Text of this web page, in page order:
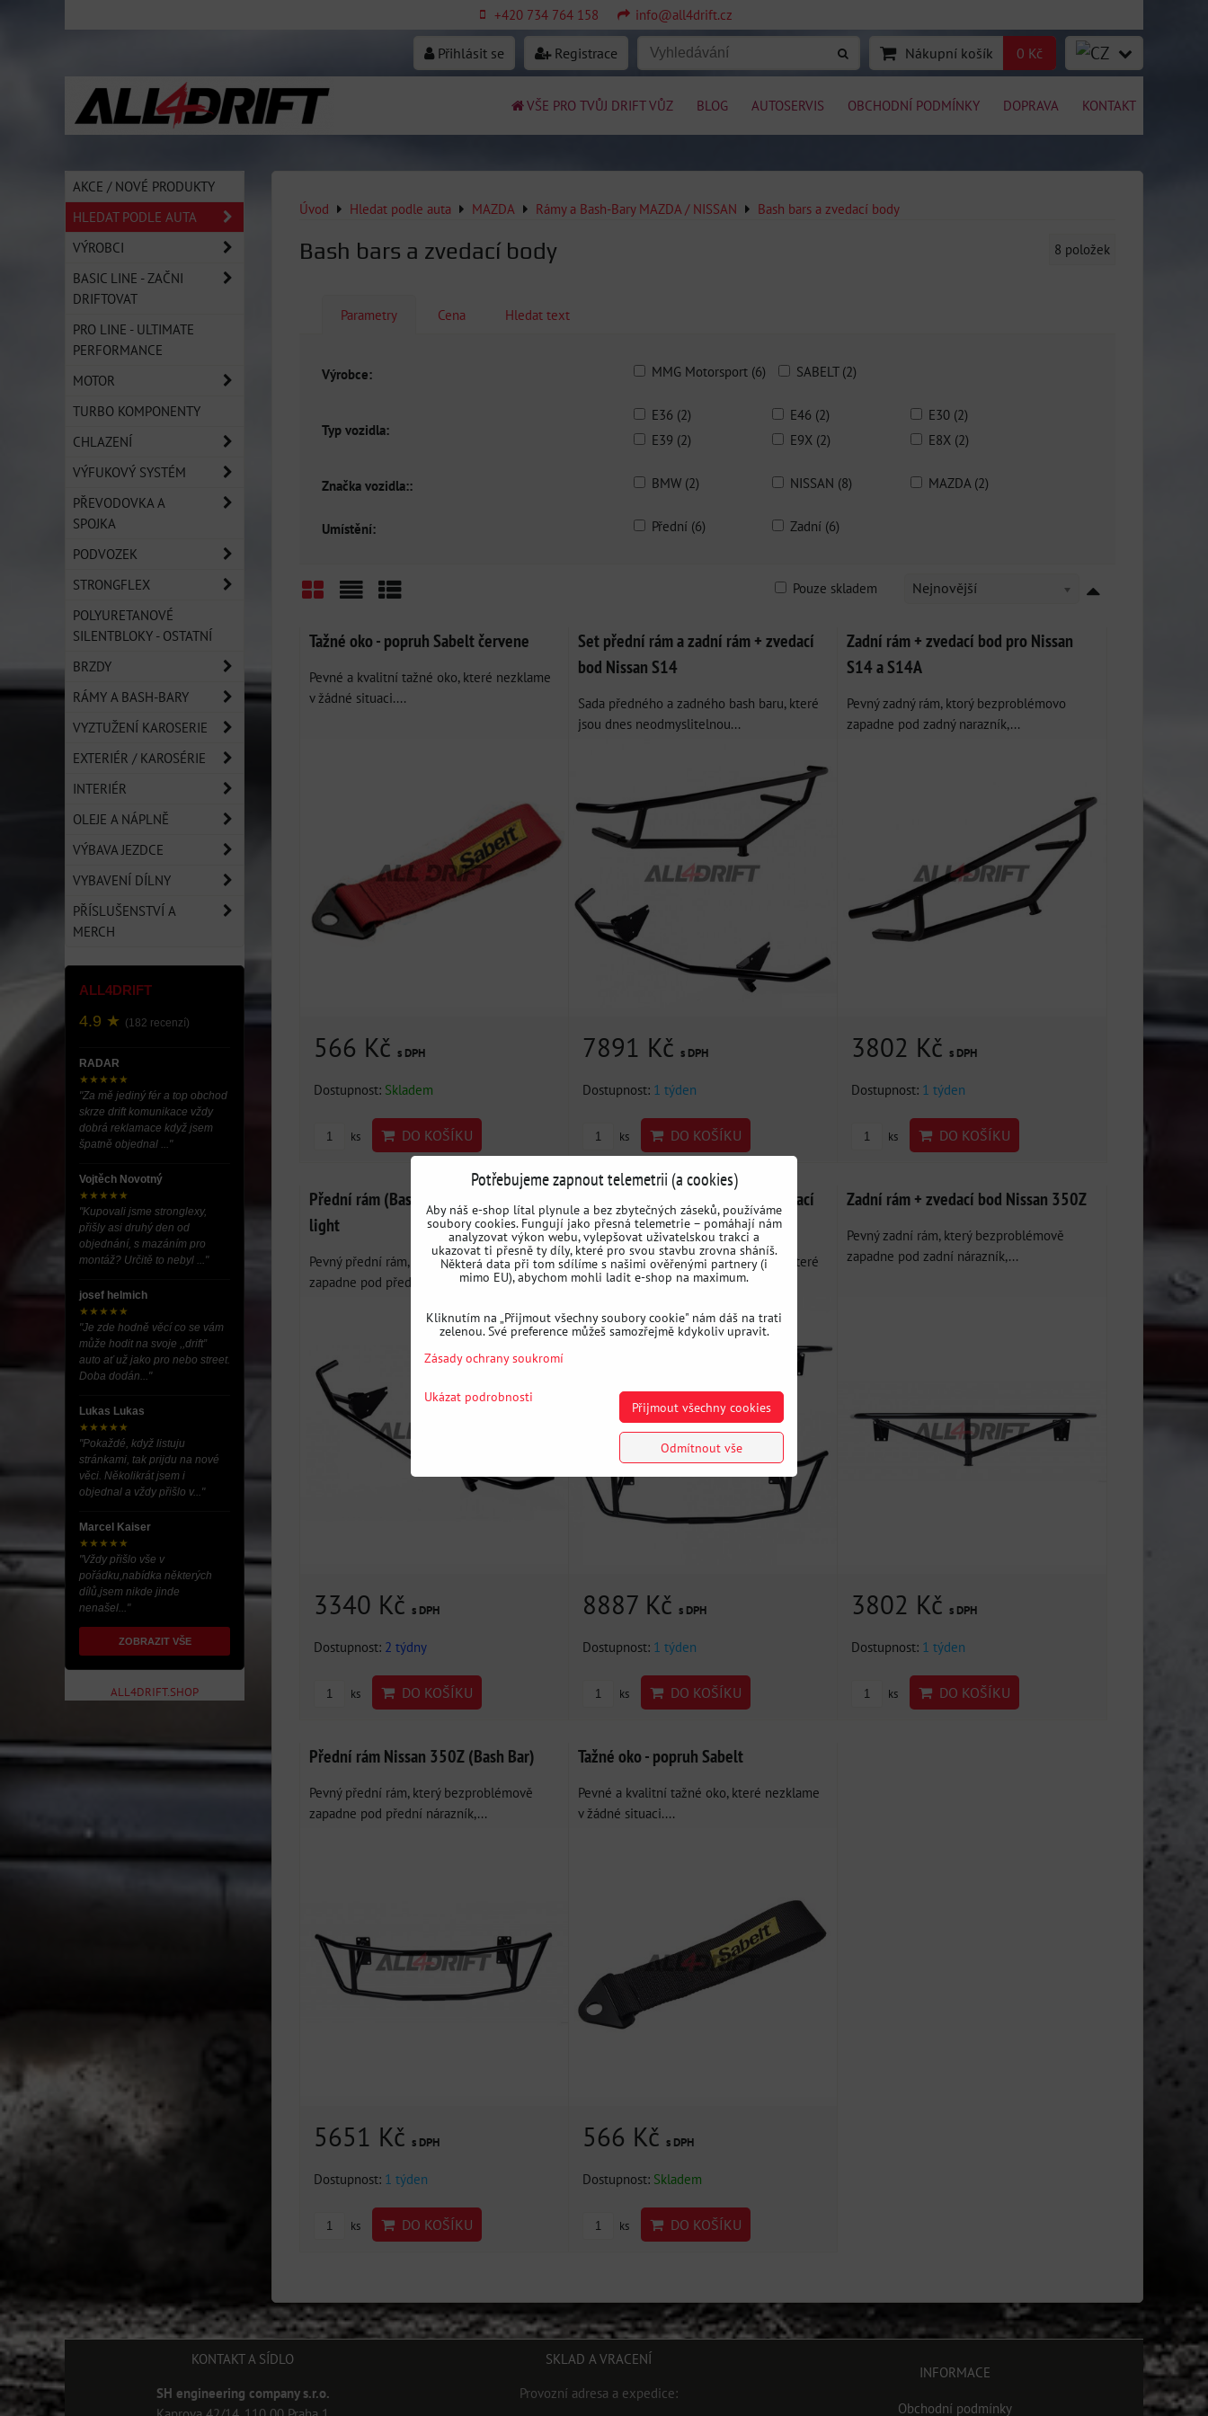
+420 734 764 158 info@all4drift.cz
Přihlásit se Registrace Nákupní košík 0 Kč
VŠE PRO TVŮJ DRIFT VŮZ BLOG AUTOSERVIS OBCHODNÍ PODMÍNKY DOPRAVA KONTAKT
Úvod Hledat podle auta MAZDA Rámy a Bash-Bary MAZDA / NISSAN Bash bars a zvedací body
Bash bars a zvedací body 8 položek
Parametry Cena Hledat text
Výrobce: MMG Motorsport (6) SABELT (2)
Typ vozidla:
E36 (2) E46 (2)
E30 (2)
E39 (2)
E9X (2) E8X (2)
Značka vozidla:: BMW (2) NISSAN (8) MAZDA (2)
Umístění: Přední (6) Zadní (6)
Nejnovější
Pouze skladem
Tažné oko - popruh Sabelt červene
Pevné a kvalitní tažné oko, které nezklame
v žádné situaci....
566 Kč s DPH
Dostupnost: Skladem
ks DO KOŠÍKU
Set přední rám a zadní rám + zvedací
bod Nissan S14
Sada předného a zadného bash baru, které
jsou dnes neodmyslitelnou...
7891 Kč s DPH
Dostupnost: 1 týden
ks DO KOŠÍKU
Zadní rám + zvedací bod pro Nissan
S14 a S14A
Pevný zadný rám, ktorý bezproblémovo
zapadne pod zadný narazník,...
3802 Kčs DPH
Dostupnost: 1 týden
ks DO KOŠÍKU
Přední rám (Bash bar) Nissan S14/S15
light
Pevný přední rám, který bezproblémově
zapadne pod přední nárazník,...
3340 Kč s DPH
Dostupnost: 2 týdny
ks DO KOŠÍKU
Set přední rám a zadní rám + zvedací
bod Nissan 350Z
Sada předného a zadného bash baru, které
jsou dnes neodmyslitelnou...
8887 Kč s DPH
Dostupnost: 1 týden
ks DO KOŠÍKU
Zadní rám + zvedací bod Nissan 350Z
Pevný zadní rám, který bezproblémově
zapadne pod zadní nárazník,...
3802 Kčs DPH
Dostupnost: 1 týden
ks DO KOŠÍKU
Přední rám Nissan 350Z (Bash Bar)
Pevný přední rám, který bezproblémově
zapadne pod přední nárazník,...
5651 Kč s DPH
Dostupnost: 1 týden
ks DO KOŠÍKU
Tažné oko - popruh Sabelt
Pevné a kvalitní tažné oko, které nezklame
v žádné situaci....
566 Kč s DPH
Dostupnost: Skladem
ks DO KOŠÍKU
AKCE / NOVÉ PRODUKTY
HLEDAT PODLE AUTA
VÝROBCI
BASIC LINE - ZAČNI
DRIFTOVAT
PRO LINE - ULTIMATE
PERFORMANCE
MOTOR
TURBO KOMPONENTY
CHLAZENÍ
VÝFUKOVÝ SYSTÉM
PŘEVODOVKA A
SPOJKA
PODVOZEK
STRONGFLEX
POLYURETANOVÉ
SILENTBLOKY - OSTATNÍ
BRZDY
RÁMY A BASH-BARY
VYZTUŽENÍ KAROSERIE
EXTERIÉR / KAROSÉRIE
INTERIÉR
OLEJE A NÁPLNĚ
VÝBAVA JEZDCE
VYBAVENÍ DÍLNY
PŘÍSLUŠENSTVÍ A
MERCH
ALL4DRIFT
4.9 ★ (182 recenzí)
RADAR
★★★★★
"Za mě jediný fér a top obchod
skrze drift komunikace vždy
dobrá reklamace když jsem
špatně objednal ..."
Vojtěch Novotný
★★★★★
"Kupovali jsme stronglexy,
přišly asi druhý den od
objednání, s mazáním pro
montáž? Určitě to nebyl ..."
josef helmich
★★★★★
"Je zde hodně věcí co se vám
může hodit na svoje ,,drift”
auto ať už jako pro nebo street.
Doba dodán..."
Lukas Lukas
★★★★★
"Pokaždé, když listuju
stránkami, tak prijdu na nové
věci. Několikrát jsem i
objednal a vždy přišlo v..."
Marcel Kaiser
★★★★★
"Vždy přišlo vše v
pořádku,nabídka některých
dílů,jsem nikde jinde
nenašel..."
ZOBRAZIT VŠE
ALL4DRIFT.SHOP
KONTAKT A SÍDLO
SH engineering company s.r.o.
SKLAD A VRACENÍ
Provozní adresa a expedice:
INFORMACE
Obchodní podmínky
Potřebujeme zapnout telemetrii (a cookies)
Aby náš e-shop lítal plynule a bez zbytečných záseků, používáme
soubory cookies. Fungují jako přesná telemetrie – pomáhají nám
analyzovat výkon webu, vylepšovat uživatelskou trakci a
ukazovat ti přesně ty díly, které pro svou stavbu zrovna sháníš.
Některá data při tom sdílíme s našimi ověřenými partnery (i
mimo EU), abychom mohli ladit e-shop na maximum.
Kliknutím na „Přijmout všechny soubory cookie" nám dáš na trati
zelenou. Své preference můžeš samozřejmě kdykoliv upravit.
Zásady ochrany soukromí
Ukázat podrobnosti
Přijmout všechny cookies
Odmítnout vše